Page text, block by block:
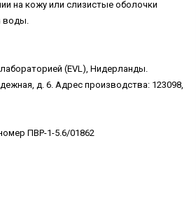
на кожу или слизистые оболочки
воды.
(EVL), Нидерланды.
д. 6. Адрес производства: 123098,
ПВР-1-5.6/01862